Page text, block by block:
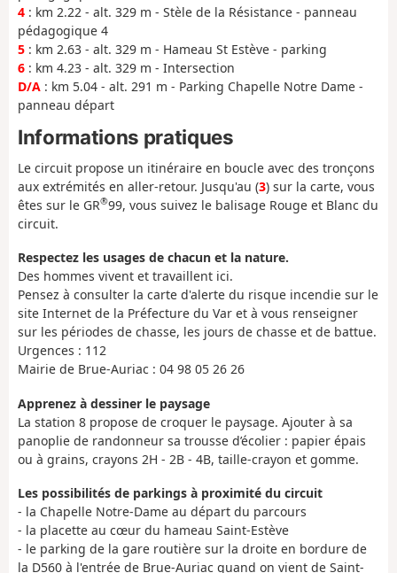
4 : km 2.22 - alt. 329 m - Stèle de la Résistance - panneau
pédagogique 4
5 : km 2.63 - alt. 329 m - Hameau St Estève - parking
6 : km 4.23 - alt. 329 m - Intersection
D/A : km 5.04 - alt. 291 m - Parking Chapelle Notre Dame -
panneau départ
Informations pratiques
Le circuit propose un itinéraire en boucle avec des tronçons
aux extrémités en aller-retour. Jusqu'au (3) sur la carte, vous
êtes sur le GR®99, vous suivez le balisage Rouge et Blanc du
circuit.
Respectez les usages de chacun et la nature.
Des hommes vivent et travaillent ici.
Pensez à consulter la carte d'alerte du risque incendie sur le
site Internet de la Préfecture du Var et à vous renseigner
sur les périodes de chasse, les jours de chasse et de battue.
Urgences : 112
Mairie de Brue-Auriac : 04 98 05 26 26
Apprenez à dessiner le paysage
La station 8 propose de croquer le paysage. Ajouter à sa
panoplie de randonneur sa trousse d’écolier : papier épais
ou à grains, crayons 2H - 2B - 4B, taille-crayon et gomme.
Les possibilités de parkings à proximité du circuit
- la Chapelle Notre-Dame au départ du parcours
- la placette au cœur du hameau Saint-Estève
- le parking de la gare routière sur la droite en bordure de
la D560 à l'entrée de Brue-Auriac quand on vient de Saint-